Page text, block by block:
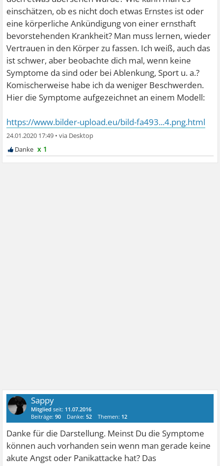
einschätzen, ob es nicht doch etwas Ernstes ist oder
eine körperliche Ankündigung von einer ernsthaft
bevorstehenden Krankheit? Man muss lernen, wieder
Vertrauen in den Körper zu fassen. Ich weiß, auch das
ist schwer, aber beobachte dich mal, wenn keine
Symptome da sind oder bei Ablenkung, Sport u. a.?
Komischerweise habe ich da weniger Beschwerden.
Hier die Symptome aufgezeichnet an einem Modell:
https://www.bilder-upload.eu/bild-fa493...4.png.html
24.01.2020 17:49 •
x 1
Sappy
Mitglied seit: 11.07.2016
Beiträge:90 Danke:52 Themen: 12
Danke für die Darstellung. Meinst Du die Symptome
können auch vorhanden sein wenn man gerade keine
akute Angst oder Panikattacke hat? Das